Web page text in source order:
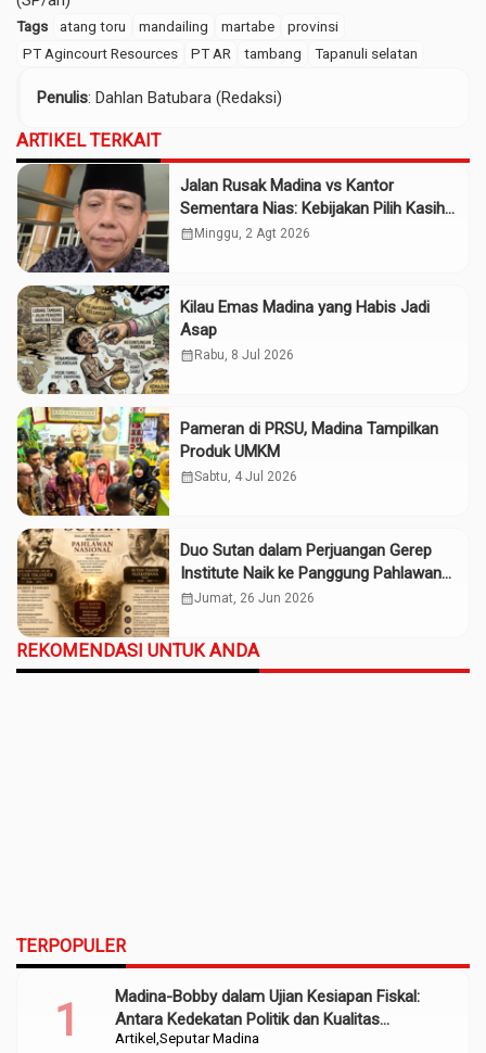
Tags atang toru mandailing martabe
provinsi
PT Agincourt Resources
PT AR tambang Tapanuli selatan
Penulis: Dahlan Batubara (Redaksi)
ARTIKEL TERKAIT
Jalan Rusak Madina vs Kantor
Sementara Nias: Kebijakan Pilih Kasih
Gubsu
calendar_month Minggu, 2 Agt 2026
Kilau Emas Madina yang Habis Jadi
Asap
calendar_month Rabu, 8 Jul 2026
Pameran di PRSU, Madina Tampilkan
Produk UMKM
calendar_monthSabtu, 4 Jul 2026
Duo Sutan dalam Perjuangan Gerep
Institute Naik ke Panggung Pahlawan
Nasional
calendar_monthJumat, 26 Jun 2026
REKOMENDASI UNTUK ANDA
TERPOPULER
Artikel Seputar Madina
Madina-Bobby dalam Ujian Kesiapan Fiskal:
Antara Kedekatan Politik dan Kualitas
Perencanaan